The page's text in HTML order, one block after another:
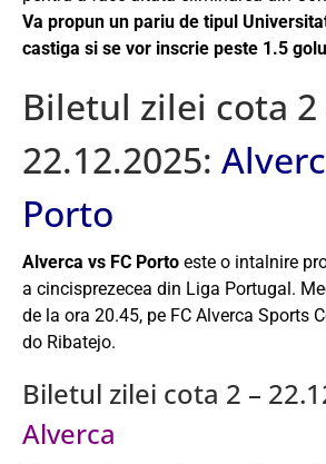
Va propun un pariu de tipul
castiga si se vor inscrie peste 1.5
Biletul zilei cota 2
22.12.2025:
Porto
Alverca vs FC Porto este o intalnire
a cincisprezecea din Liga Portugal.
de la ora 20.45, pe FC Alverca Sports
do Ribatejo.
Biletul zilei cota 2 –
Alverca